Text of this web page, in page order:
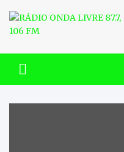
content
RÁDIO
FM